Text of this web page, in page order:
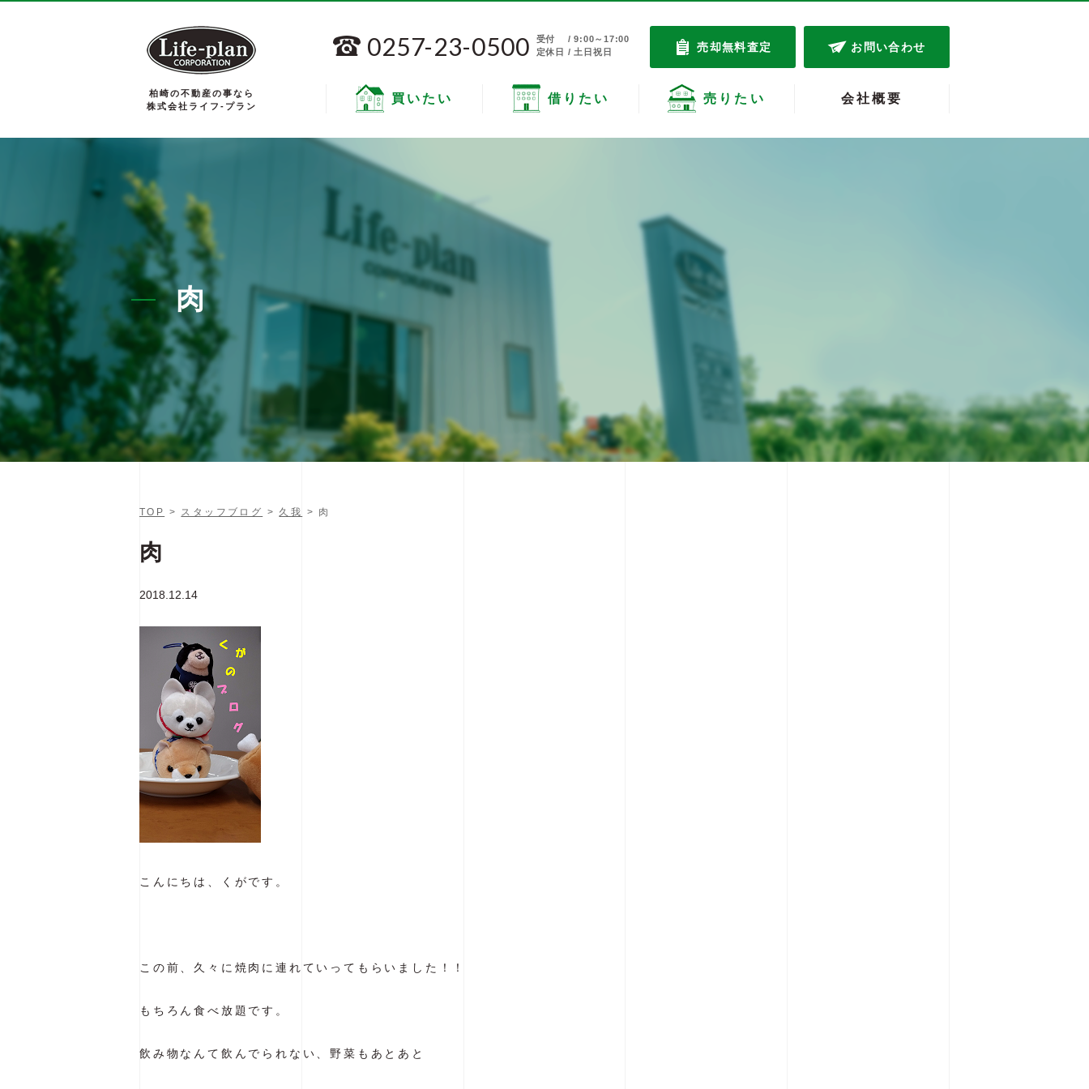
柏崎の不動産の事なら
株式会社ライフ-プラン
0257-23-0500 受付
/ 9:00～17:00
定休日 / 土日祝日
売却無料査定 お問い合わせ
買いたい 借りたい 売りたい 会社概要
肉
TOP > スタッフブログ > 久我 > 肉
肉
2018.12.14
こんにちは、くがです。
この前、久々に焼肉に連れていってもらいました！！
もちろん食べ放題です。
飲み物なんて飲んでられない、野菜もあとあと